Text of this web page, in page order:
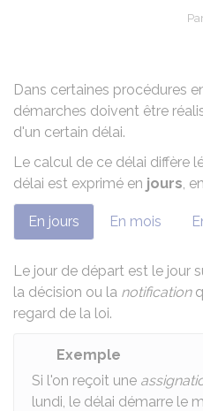
Dans certaines procédures
démarches doivent être
d'un certain délai.
Le calcul de ce délai diffère
délai est exprimé en jours, en
En jours En mois
Le jour de départ est le jour
la décision ou la notification
regard de la loi.
Exemple
Si l'on reçoit une
lundi, le délai démarre le